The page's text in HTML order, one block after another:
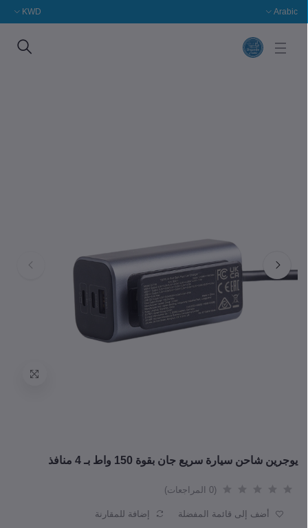
Arabic
KWD
يوجرين شاحن سيارة سريع جان بقوة 150 واط بـ 4 منافذ
(0 المراجعات)
أضف إلى قائمة المفضلة إضافة للمقارنة